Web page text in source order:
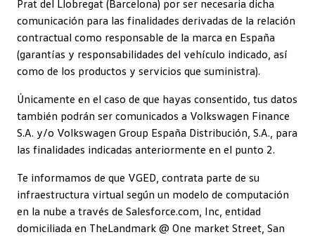
Prat del Llobregat (Barcelona) por ser necesaria dicha
comunicación para las finalidades derivadas de la relación
contractual como responsable de la marca en España
(garantías y responsabilidades del vehículo indicado, así
como de los productos y servicios que suministra).
Únicamente en el caso de que hayas consentido, tus datos
también podrán ser comunicados a Volkswagen Finance
S.A. y/o Volkswagen Group España Distribución, S.A., para
las finalidades indicadas anteriormente en el punto 2.
Te informamos de que VGED, contrata parte de su
infraestructura virtual según un modelo de computación
en la nube a través de Salesforce.com, Inc, entidad
domiciliada en TheLandmark @ One market Street, San